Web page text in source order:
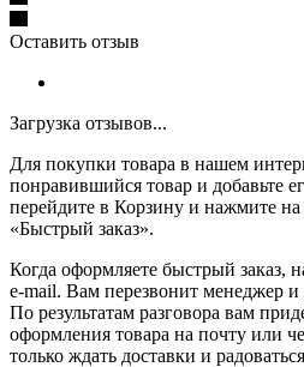
Оставить отзыв
Загрузка отзывов...
Для покупки товара в нашем
понравившийся товар и добавьте
перейдите в Корзину и нажмите
«Быстрый заказ».
Когда оформляете быстрый
e-mail. Вам перезвонит менеджер и
По результатам разговора вам
оформления товара на почту или
только ждать доставки и